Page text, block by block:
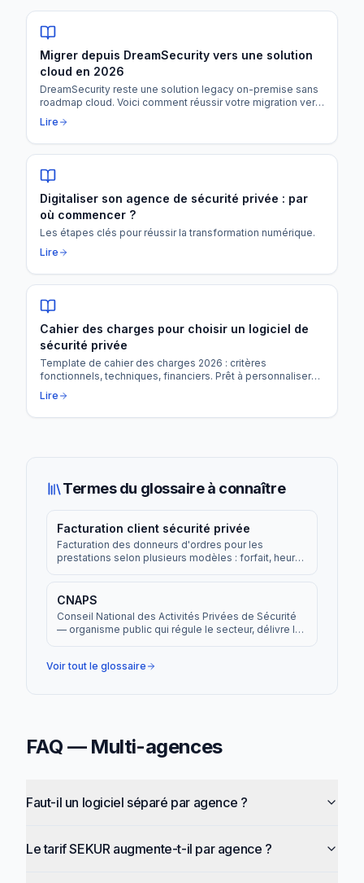
Migrer depuis DreamSecurity vers une solution
cloud en 2026
DreamSecurity reste une solution legacy on-premise sans
roadmap cloud. Voici comment réussir votre migration vers
une plateforme moderne (SEKUR, Comète, Withtime) sans
perdre vos données ni votre productivité.
Lire
Digitaliser son agence de sécurité privée : par
où commencer ?
Les étapes clés pour réussir la transformation numérique.
Lire
Cahier des charges pour choisir un logiciel de
sécurité privée
Template de cahier des charges 2026 : critères
fonctionnels, techniques, financiers. Prêt à personnaliser
pour les agences 50+ agents.
Lire
Termes du glossaire à connaître
Facturation client sécurité privée
Facturation des donneurs d'ordres pour les
prestations selon plusieurs modèles : forfait, heures
CNAPS
Conseil National des Activités Privées de Sécurité
— organisme public qui régule le secteur, délivre les
Voir tout le glossaire
FAQ — Multi-agences
Faut-il un logiciel séparé par agence ?
Le tarif SEKUR augmente-t-il par agence ?